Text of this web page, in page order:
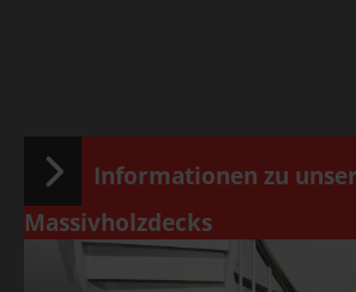
Informationen zu
Massivholzdecks